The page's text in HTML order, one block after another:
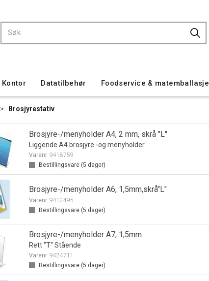
Kontor Datatilbehør Foodservice & matemballasje
> Brosjyrestativ
Brosjyre-/menyholder A4, 2 mm, skrå "L"
Liggende A4 brosjyre -og menyholder
Varenr 9418759
Bestillingsvare (5 dager)
Brosjyre-/menyholder A6, 1,5mm,skrå"L"
Varenr 9412495
Bestillingsvare (5 dager)
Brosjyre-/menyholder A7, 1,5mm
Rett "T" Stående
Varenr 9424711
Bestillingsvare (5 dager)